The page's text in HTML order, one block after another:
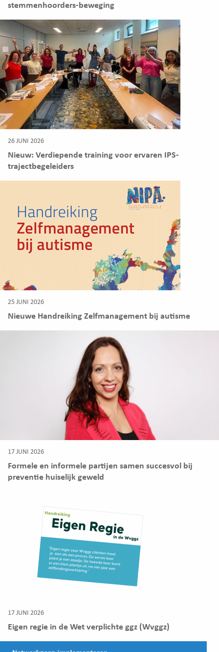
stemmenhoorders-beweging
26 JUNI 2026
Nieuw: Verdiepende training voor ervaren IPS-
trajectbegeleiders
25 JUNI 2026
Nieuwe Handreiking Zelfmanagement bij autisme
17 JUNI 2026
Formele en informele partijen samen succesvol bij
preventie huiselijk geweld
17 JUNI 2026
Eigen regie in de Wet verplichte ggz (Wvggz)